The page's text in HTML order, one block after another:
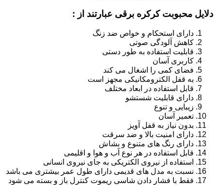
دلایل محبوبت کرکره برقی عبارتند از :
دارای استحکام و خواص ضد زنگ
کاهش آلودگی صوتی
قابلیت استفاده به طور دستی
کاربری آسان
فضای کمی را اشغال می کند
به قفل الکترومکانیکی مجهز است
قابل استفاده در ابعاد مختلف
دارای قابلیت شستشو
زیبایی و تنوع
تعمیر آسان
بدون نیاز به قفل آویز
دارای امنیت بالا و ضد سرقت
دارای رنگ های متنوع و بشاش
قابل استفاده در هر نوع آب و هوا و اقلیمی
استفاده از نیروی الکتریکی به جای نیروی انسانی
نسبت به مدل های قدیمی دارای طول عمر بیشتری می باشد
فقط با فشار دادن شاسی ریموت کنترل باز و بسته می شود